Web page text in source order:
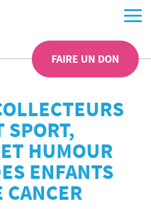
FAIRE UN DON
SPORT,
HUMOUR
ENFANTS
CANCER